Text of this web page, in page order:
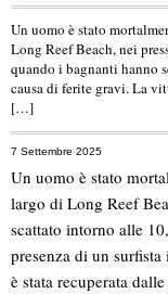
Un uomo è stato
Long Reef Beach, nei
quando i bagnanti hanno
causa di ferite gravi. La
[…]
7 Settembre 2025
Un uomo è stato
largo di Long Reef
scattato intorno alle
presenza di un
è stata recuperata